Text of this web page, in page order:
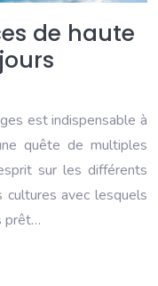
de haute
est indispensable à
quête de multiples
sur les différents
avec lesquels
prêt…